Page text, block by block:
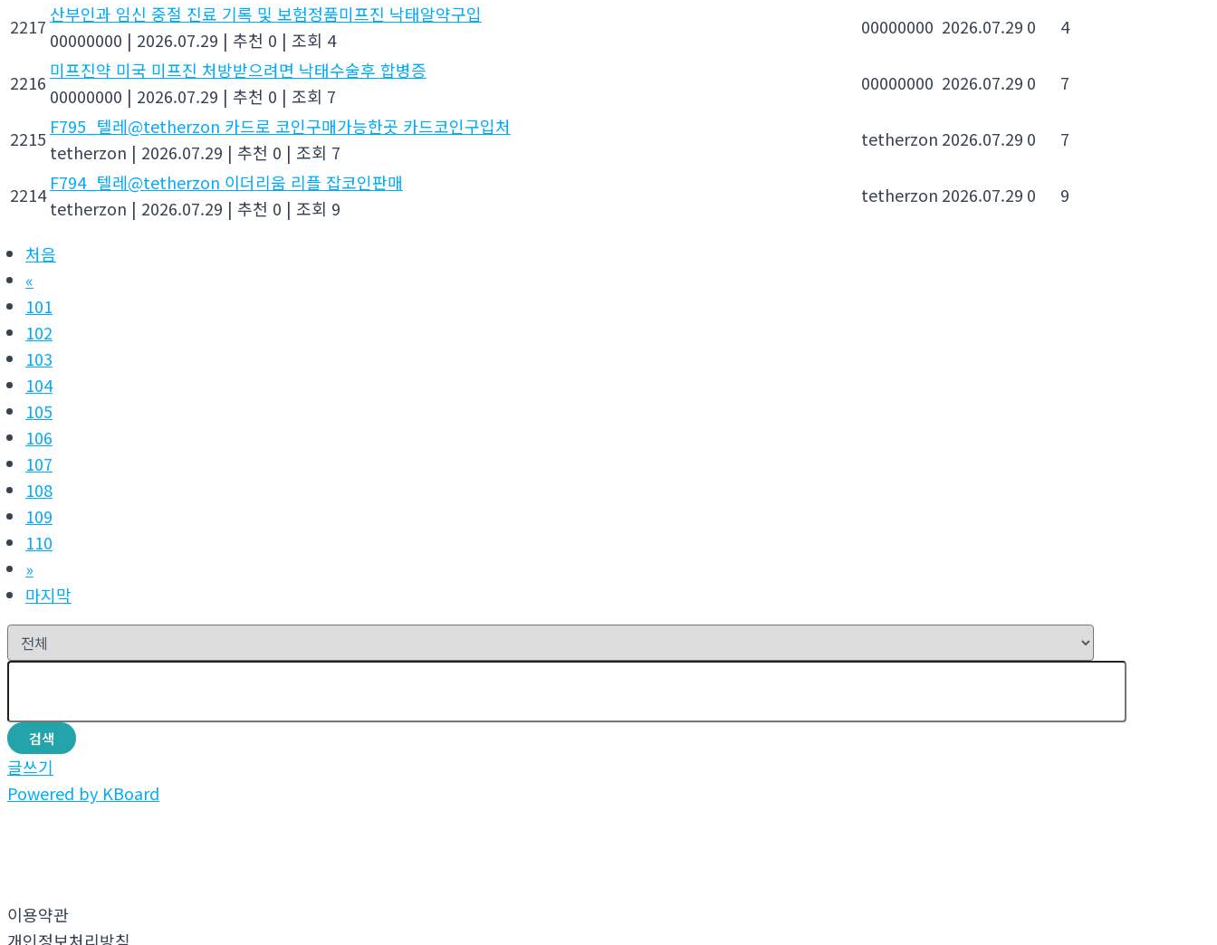
2217
산부인과 임신 중절 진료 기록 및 보험정품미­프진 낙­태알약구입
00000000 | 2026.07.29 | 추천 0 | 조회 4
00000000 2026.07.29 0 4
2216
미프진약 미국 미프진 처방받으려면 낙­태수술후 합병증
00000000 | 2026.07.29 | 추천 0 | 조회 7
00000000 2026.07.29 0 7
2215
F795_텔레@tetherzon 카드로 코인구매가능한곳 카드코인구입처
tetherzon | 2026.07.29 | 추천 0 | 조회 7
tetherzon 2026.07.29 0 7
2214
F794_텔레@tetherzon 이더리움 리플 잡코인판매
tetherzon | 2026.07.29 | 추천 0 | 조회 9
tetherzon 2026.07.29 0 9
처음
«
101
102
103
104
105
106
107
108
109
110
»
마지막
검색
글쓰기
Powered by KBoard
이용약관